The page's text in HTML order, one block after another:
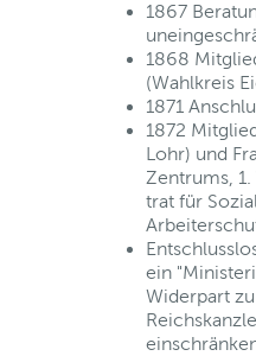
1867
1868
(Wahlkreis
1871
1872
Lohr) und
Zentrums, 1.
trat für
ein
Widerpart